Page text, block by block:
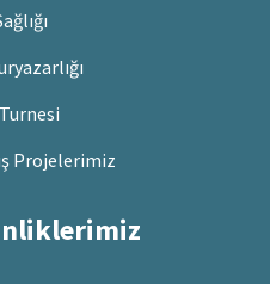
Projelerimiz